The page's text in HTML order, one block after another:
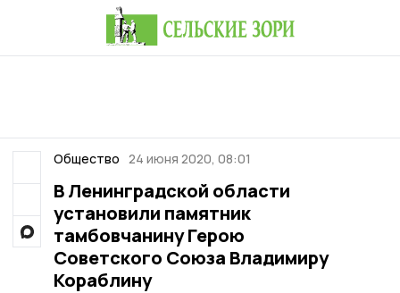
Общество 24 июня 2020, 08:01
В Ленинградской области
установили памятник
тамбовчанину Герою
Советского Союза Владимиру
Кораблину